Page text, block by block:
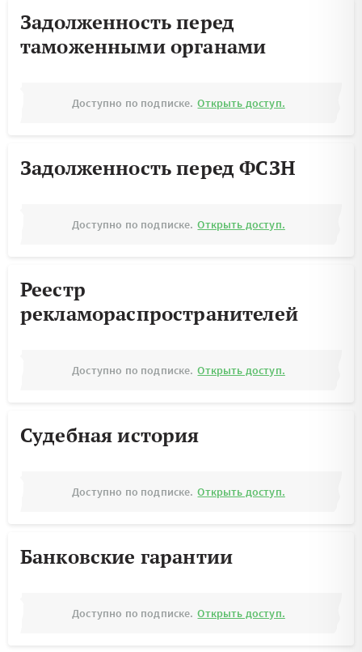
Задолженность перед
таможенными органами
Доступно по подписке. Открыть доступ.
Задолженность перед ФСЗН
Доступно по подписке. Открыть доступ.
Реестр
рекламораспространителей
Доступно по подписке. Открыть доступ.
Судебная история
Доступно по подписке. Открыть доступ.
Банковские гарантии
Доступно по подписке. Открыть доступ.